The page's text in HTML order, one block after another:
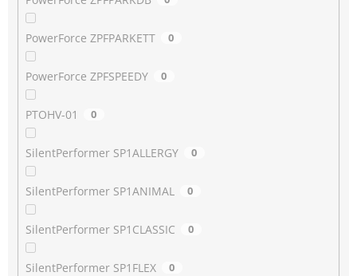
PowerForce ZPFPARKETT 0
PowerForce ZPFSPEEDY 0
PTOHV-01 0
SilentPerformer SP1ALLERGY 0
SilentPerformer SP1ANIMAL 0
SilentPerformer SP1CLASSIC 0
SilentPerformer SP1FLEX 0